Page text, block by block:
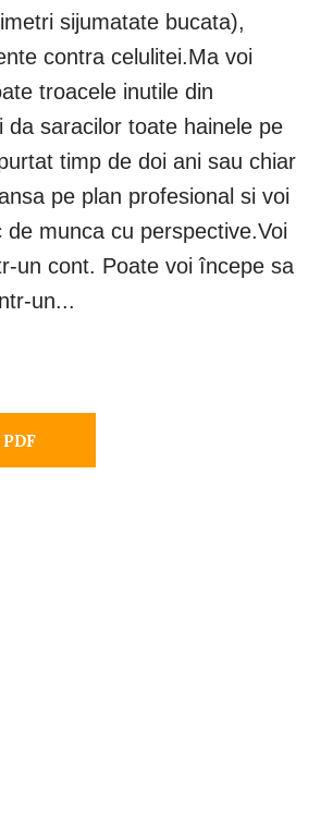
sijumatate bucata),
contra celulitei.Ma voi
troacele inutile din
da saracilor toate hainele pe
timp de doi ani sau chiar
pe plan profesional si voi
de munca cu perspective.Voi
un cont. Poate voi începe sa
un...